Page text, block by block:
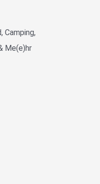
Camping,
Me(e)hr